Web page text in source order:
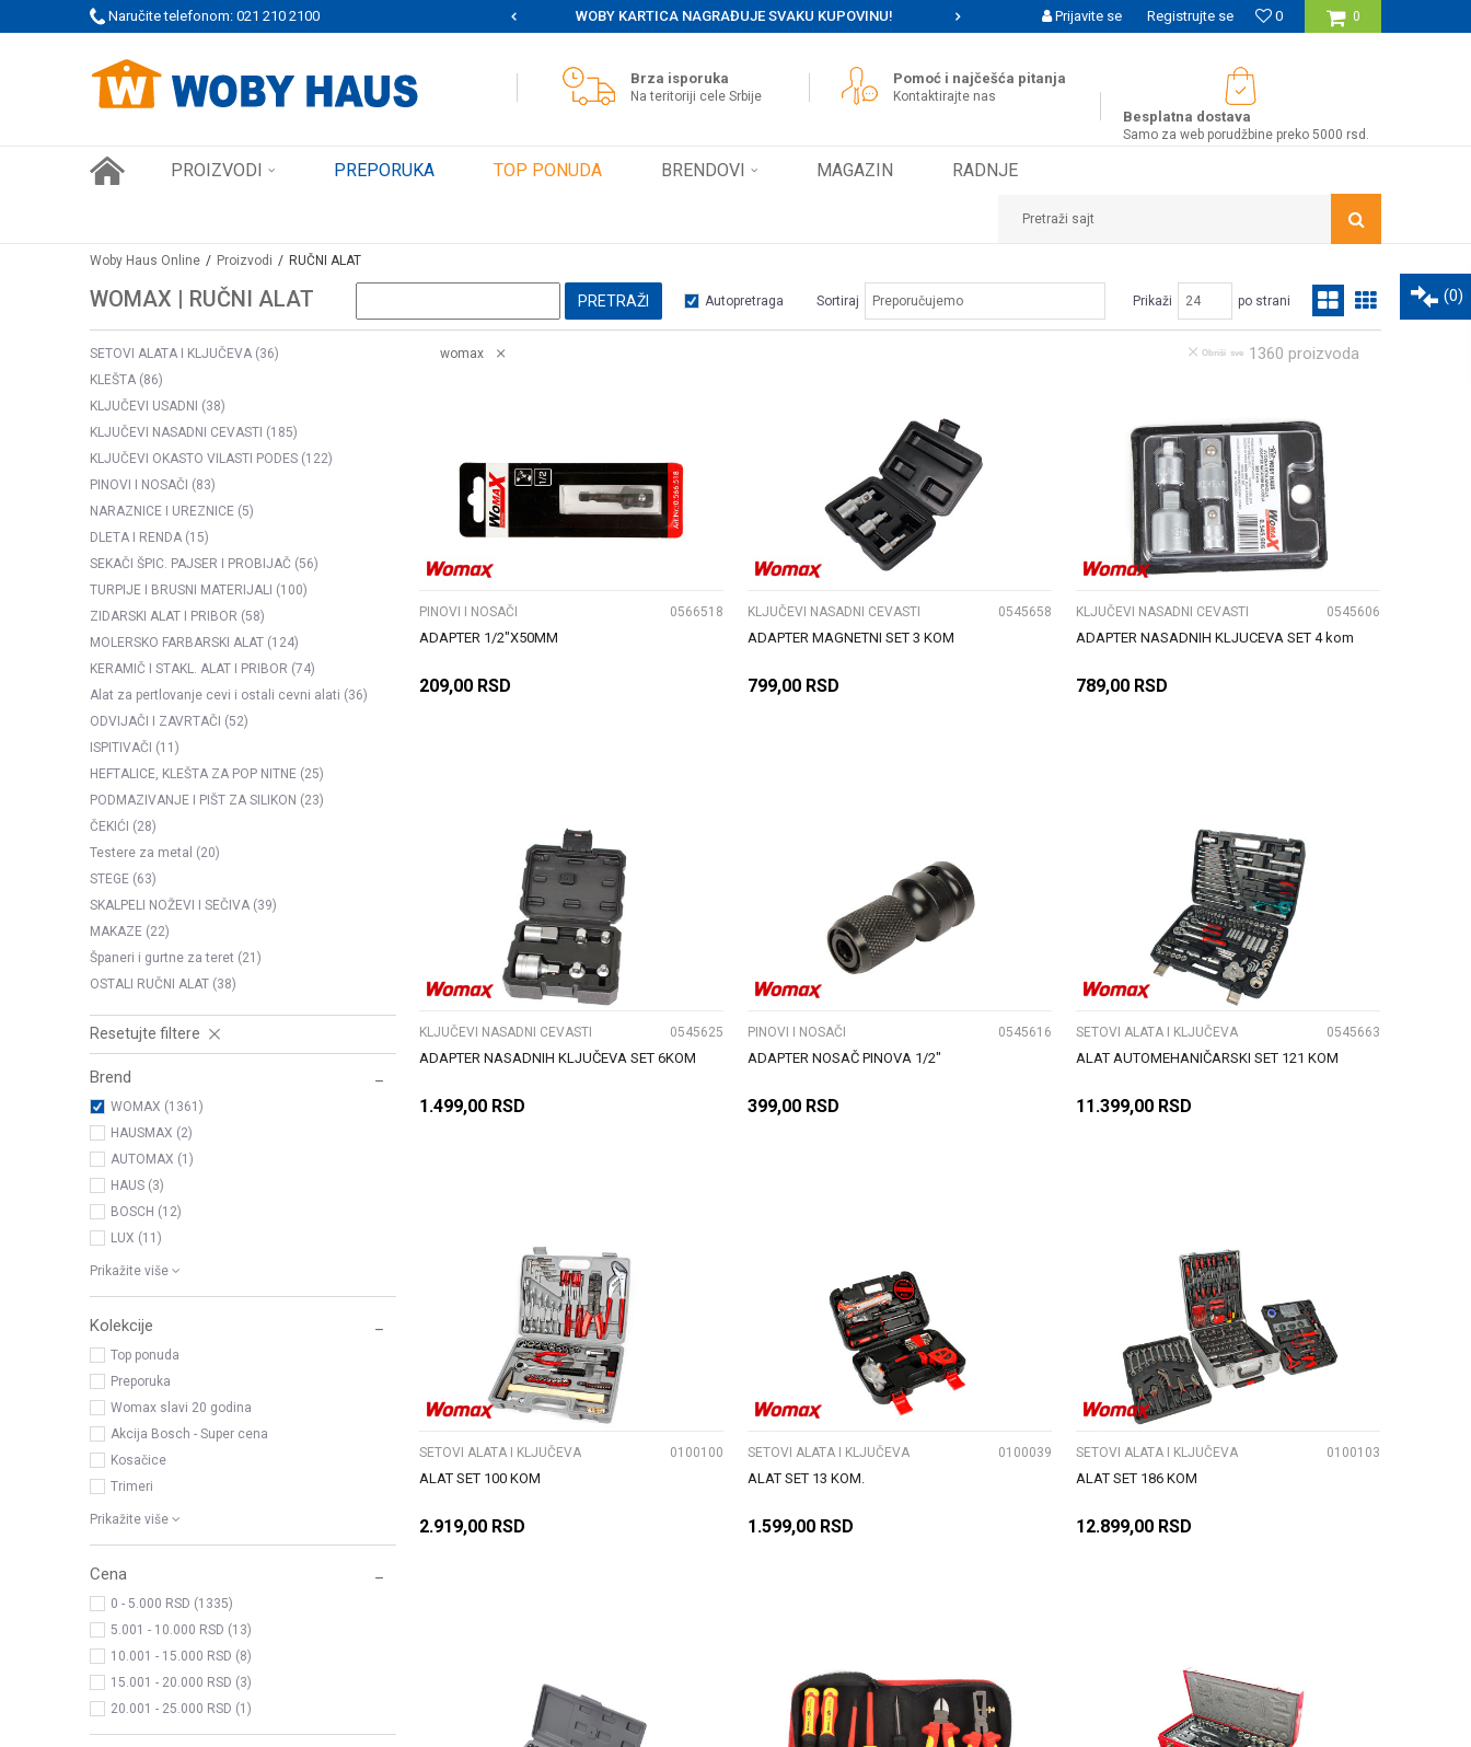
Naručite telefonom: 021 210 2100
PLATNIM KARTICAMA WOBY KARTICA NAGRAĐUJE SVAKU KUPOVINU! MOGUĆNOST BESPLATNE ISPORUKE ZA WEB PORUDŽBINE! 0
0
Prijavite se Registrujte se
Brza isporuka
Na teritoriji cele Srbije
Pomoć i najčešća pitanja
Kontaktirajte nas
Besplatna dostava
Samo za web porudžbine preko 5000 rsd.
PROIZVODI PREPORUKA TOP PONUDA BRENDOVI MAGAZIN RADNJE
Pretraži sajt
(0)
Woby Haus Online Proizvodi RUČNI ALAT
WOMAX | RUČNI ALAT Autopretraga Sortiraj Prikaži po strani
PRETRAŽI
SETOVI ALATA I KLJUČEVA (36)
KLEŠTA (86)
KLJUČEVI USADNI (38)
KLJUČEVI NASADNI CEVASTI (185)
KLJUČEVI OKASTO VILASTI PODES (122)
PINOVI I NOSAČI (83)
NARAZNICE I UREZNICE (5)
DLETA I RENDA (15)
SEKAČI ŠPIC. PAJSER I PROBIJAČ (56)
TURPIJE I BRUSNI MATERIJALI (100)
ZIDARSKI ALAT I PRIBOR (58)
MOLERSKO FARBARSKI ALAT (124)
KERAMIČ I STAKL. ALAT I PRIBOR (74)
Alat za pertlovanje cevi i ostali cevni alati (36)
ODVIJAČI I ZAVRTAČI (52)
ISPITIVAČI (11)
HEFTALICE, KLEŠTA ZA POP NITNE (25)
PODMAZIVANJE I PIŠT ZA SILIKON (23)
ČEKIĆI (28)
Testere za metal (20)
STEGE (63)
SKALPELI NOŽEVI I SEČIVA (39)
MAKAZE (22)
Španeri i gurtne za teret (21)
OSTALI RUČNI ALAT (38)
Resetujte filtere
Brend
WOMAX (1361)
HAUSMAX (2)
AUTOMAX (1)
HAUS (3)
BOSCH (12)
LUX (11)
Prikažite više
Kolekcije
Top ponuda
Preporuka
Womax slavi 20 godina
Akcija Bosch - Super cena
Kosačice
Trimeri
Prikažite više
Cena
0 - 5.000 RSD (1335)
5.001 - 10.000 RSD (13)
10.001 - 15.000 RSD (8)
15.001 - 20.000 RSD (3)
20.001 - 25.000 RSD (1)
womax 1360 proizvoda
Obriši sve
UPOREDI
PINOVI I NOSAČI 0566518
ADAPTER 1/2"X50MM
209,00 RSD
UPOREDI
KLJUČEVI NASADNI CEVASTI 0545658
ADAPTER MAGNETNI SET 3 KOM
799,00 RSD
UPOREDI
KLJUČEVI NASADNI CEVASTI 0545606
ADAPTER NASADNIH KLJUCEVA SET 4 kom
789,00 RSD
UPOREDI
KLJUČEVI NASADNI CEVASTI 0545625
ADAPTER NASADNIH KLJUČEVA SET 6KOM
1.499,00 RSD
UPOREDI
PINOVI I NOSAČI 0545616
ADAPTER NOSAČ PINOVA 1/2"
399,00 RSD
UPOREDI
SETOVI ALATA I KLJUČEVA 0545663
ALAT AUTOMEHANIČARSKI SET 121 KOM
11.399,00 RSD
UPOREDI
SETOVI ALATA I KLJUČEVA 0100100
ALAT SET 100 KOM
2.919,00 RSD
UPOREDI
SETOVI ALATA I KLJUČEVA 0100039
ALAT SET 13 KOM.
1.599,00 RSD
UPOREDI
SETOVI ALATA I KLJUČEVA 0100103
ALAT SET 186 KOM
12.899,00 RSD